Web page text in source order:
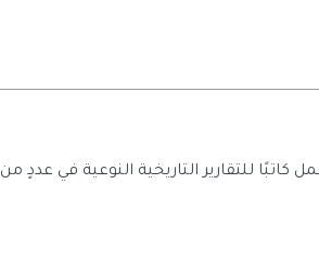
كاتبًا للتقارير التاريخية النوعية في عددٍ من